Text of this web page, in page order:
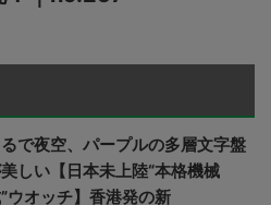
るで夜空、パープルの多層文字盤
しい【日本未上陸“本格機械
ウオッチ】香港発の新